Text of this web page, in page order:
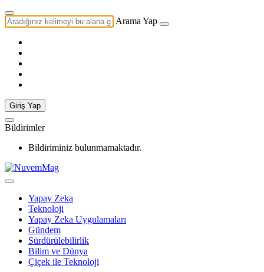
Arama Yap
Giriş Yap
Bildirimler
Bildiriminiz bulunmamaktadır.
Yapay Zeka
Teknoloji
Yapay Zeka Uygulamaları
Gündem
Sürdürülebilirlik
Bilim ve Dünya
Çiçek ile Teknoloji